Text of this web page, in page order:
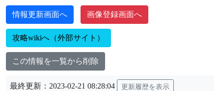
情報更新画面へ 画像登録画面へ
攻略wikiへ（外部サイト）
この情報を一覧から削除
最終更新：2023-02-21 08:28:04 更新履歴を表示